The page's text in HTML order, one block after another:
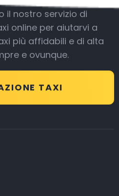
il nostro servizio di
online per aiutarvi a
più affidabili e di alta
e ovunque.
TAXI